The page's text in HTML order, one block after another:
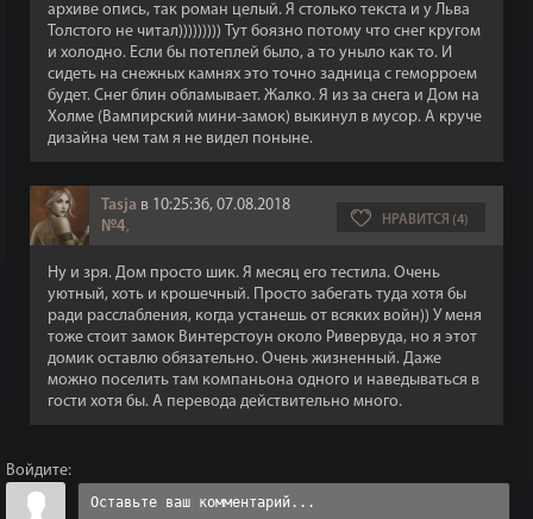
архиве опись, так роман целый. Я столько текста и у Льва
Толстого не читал))))))))) Тут боязно потому что снег кругом
и холодно. Если бы потеплей было, а то уныло как то. И
сидеть на снежных камнях это точно задница с геморроем
будет. Снег блин обламывает. Жалко. Я из за снега и Дом на
Холме (Вампирский мини-замок) выкинул в мусор. А круче
дизайна чем там я не видел поныне.
Tasja в 10:25:36, 07.08.2018
№4, НРАВИТСЯ (4)
Ну и зря. Дом просто шик. Я месяц его тестила. Очень
уютный, хоть и крошечный. Просто забегать туда хотя бы
ради расслабления, когда устанешь от всяких войн)) У меня
тоже стоит замок Винтерстоун около Ривервуда, но я этот
домик оставлю обязательно. Очень жизненный. Даже
можно поселить там компаньона одного и наведываться в
гости хотя бы. А перевода действительно много.
Войдите: